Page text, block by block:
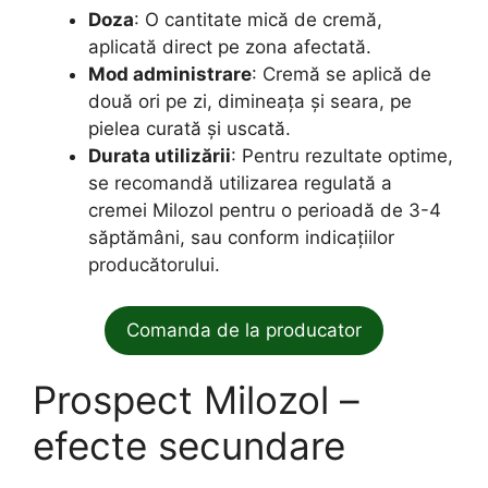
Doza: O cantitate mică de cremă,
aplicată direct pe zona afectată.
Mod administrare: Cremă se aplică de
două ori pe zi, dimineața și seara, pe
pielea curată și uscată.
Durata utilizării: Pentru rezultate optime,
se recomandă utilizarea regulată a
cremei Milozol pentru o perioadă de 3-4
săptămâni, sau conform indicațiilor
producătorului.
Comanda de la producator
Prospect Milozol –
efecte secundare